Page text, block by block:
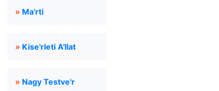
» Ma'rti
» Kise'rleti A'llat
» Nagy Testve'r